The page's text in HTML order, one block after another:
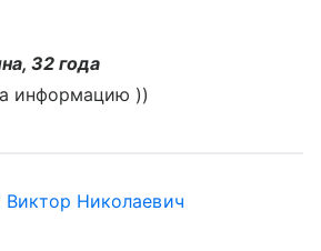
32 года
информацию ))
Виктор Николаевич